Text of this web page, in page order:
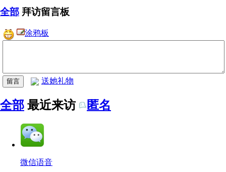
全部 拜访留言板
涂鸦板
送她礼物
全部 最近来访 匿名
微信语音